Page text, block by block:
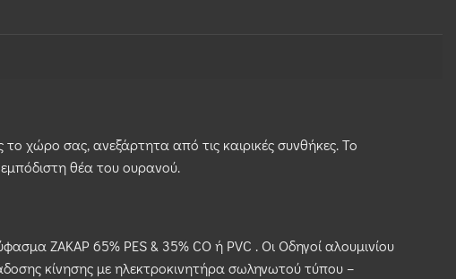
χώρο σας, ανεξάρτητα από τις καιρικές συνθήκες. Το
θέα του ουρανού.
ΖΑΚΑΡ 65% PES & 35% CO ή PVC . Οι Οδηγοί αλουμινίου
κίνησης με ηλεκτροκινητήρα σωληνωτού τύπου –